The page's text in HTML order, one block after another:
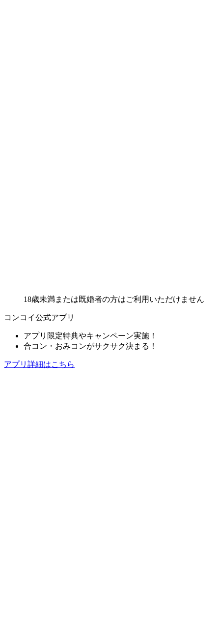
18歳未満または既婚者の方はご利用いただけません
コンコイ公式アプリ
アプリ限定特典やキャンペーン実施！
合コン・おみコンがサクサク決まる！
アプリ詳細はこちら